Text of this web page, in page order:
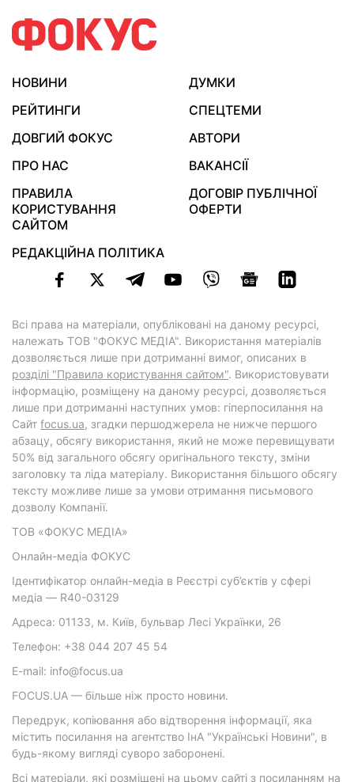
НОВИНИ
ДУМКИ
РЕЙТИНГИ
СПЕЦТЕМИ
ДОВГИЙ ФОКУС
АВТОРИ
ПРО НАС
ВАКАНСІЇ
ПРАВИЛА
КОРИСТУВАННЯ
САЙТОМ
ДОГОВІР ПУБЛІЧНОЇ
ОФЕРТИ
РЕДАКЦІЙНА ПОЛІТИКА
Всі права на матеріали, опубліковані на даному ресурсі,
належать ТОВ "ФОКУС МЕДІА". Використання матеріалів
дозволяється лише при дотриманні вимог, описаних в
розділі "Правила користування сайтом". Використовувати
інформацію, розміщену на даному ресурсі, дозволяється
лише при дотриманні наступних умов: гіперпосилання на
Cайт focus.ua, згадки першоджерела не нижче першого
абзацу, обсягу використання, який не може перевищувати
50% від загального обсягу оригінального тексту, зміни
заголовку та ліда матеріалу. Використання більшого обсягу
тексту можливе лише за умови отримання письмового
дозволу Компанії.
ТОВ «ФОКУС МЕДІА»
Онлайн-медіа ФОКУС
Ідентифікатор онлайн-медіа в Реєстрі суб’єктів у сфері
медіа — R40-03129
Адреса: 01133, м. Київ, бульвар Лесі Українки, 26
Телефон: +38 044 207 45 54
E-mail: info@focus.ua
FOCUS.UA — більше ніж просто новини.
Передрук, копіювання або відтворення інформації, яка
містить посилання на агентство ІнА "Українські Новини", в
будь-якому вигляді суворо заборонені.
Всі матеріали, які розміщені на цьому сайті з посиланням на